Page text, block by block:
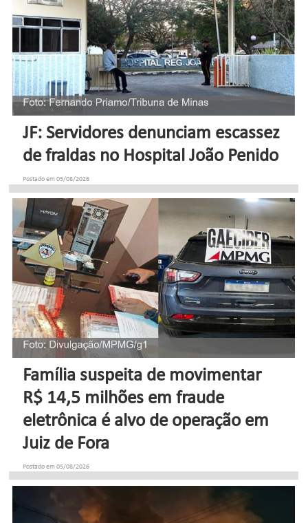
JF: Servidores denunciam escassez
de fraldas no Hospital João Penido
Postado em 05/08/2026
Família suspeita de movimentar
R$ 14,5 milhões em fraude
eletrônica é alvo de operação em
Juiz de Fora
Postado em 05/08/2026